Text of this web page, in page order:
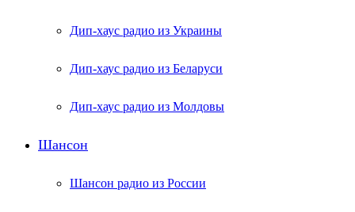
Дип-хаус радио из Украины
Дип-хаус радио из Беларуси
Дип-хаус радио из Молдовы
Шансон
Шансон радио из России